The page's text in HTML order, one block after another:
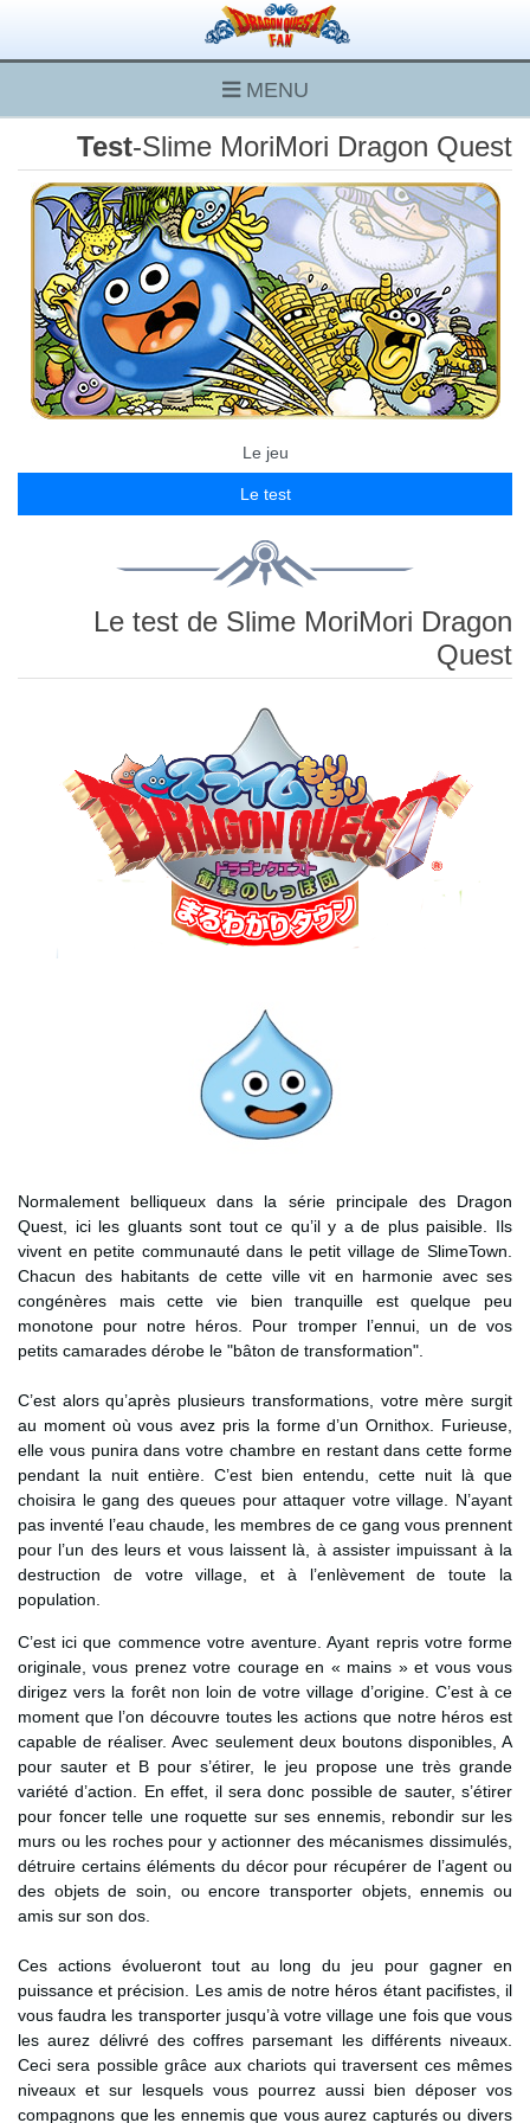
MENU
Test-Slime MoriMori Dragon Quest
Le jeu
Le test
Le test de Slime MoriMori Dragon
Quest
Normalement belliqueux dans la série principale des Dragon
Quest, ici les gluants sont tout ce qu’il y a de plus paisible. Ils
vivent en petite communauté dans le petit village de SlimeTown.
Chacun des habitants de cette ville vit en harmonie avec ses
congénères mais cette vie bien tranquille est quelque peu
monotone pour notre héros. Pour tromper l’ennui, un de vos
petits camarades dérobe le "bâton de transformation".
C’est alors qu’après plusieurs transformations, votre mère surgit
au moment où vous avez pris la forme d’un Ornithox. Furieuse,
elle vous punira dans votre chambre en restant dans cette forme
pendant la nuit entière. C’est bien entendu, cette nuit là que
choisira le gang des queues pour attaquer votre village. N’ayant
pas inventé l’eau chaude, les membres de ce gang vous prennent
pour l’un des leurs et vous laissent là, à assister impuissant à la
destruction de votre village, et à l’enlèvement de toute la
population.
C’est ici que commence votre aventure. Ayant repris votre forme
originale, vous prenez votre courage en « mains » et vous vous
dirigez vers la forêt non loin de votre village d’origine. C’est à ce
moment que l’on découvre toutes les actions que notre héros est
capable de réaliser. Avec seulement deux boutons disponibles, A
pour sauter et B pour s’étirer, le jeu propose une très grande
variété d’action. En effet, il sera donc possible de sauter, s’étirer
pour foncer telle une roquette sur ses ennemis, rebondir sur les
murs ou les roches pour y actionner des mécanismes dissimulés,
détruire certains éléments du décor pour récupérer de l’agent ou
des objets de soin, ou encore transporter objets, ennemis ou
amis sur son dos.
Ces actions évolueront tout au long du jeu pour gagner en
puissance et précision. Les amis de notre héros étant pacifistes, il
vous faudra les transporter jusqu’à votre village une fois que vous
les aurez délivré des coffres parsemant les différents niveaux.
Ceci sera possible grâce aux chariots qui traversent ces mêmes
niveaux et sur lesquels vous pourrez aussi bien déposer vos
compagnons que les ennemis que vous aurez capturés ou divers